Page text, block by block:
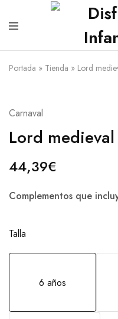
Portada » Tienda » Lord
Carnaval
Lord medieval
44,39€
Complementos que
Talla
6 años